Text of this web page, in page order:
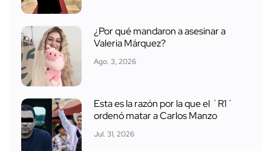
¿Por qué mandaron a asesinar a
Valeria Márquez?
Ago. 3, 2026
Esta es la razón por la que el ´R1´
ordenó matar a Carlos Manzo
Jul. 31, 2026